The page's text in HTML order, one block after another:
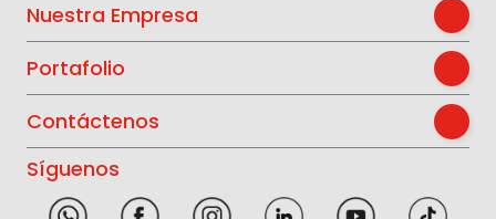
Nuestra Empresa
Portafolio
Contáctenos
Síguenos